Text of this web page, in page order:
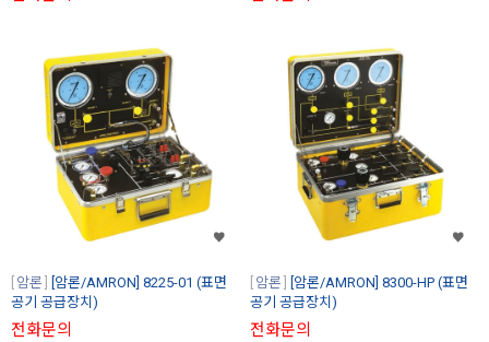
암론
[암론/AMRON] 8225-01 (표면
공기 공급장치)
전화문의
암론
[암론/AMRON] 8300-HP (표면
공기 공급장치)
전화문의